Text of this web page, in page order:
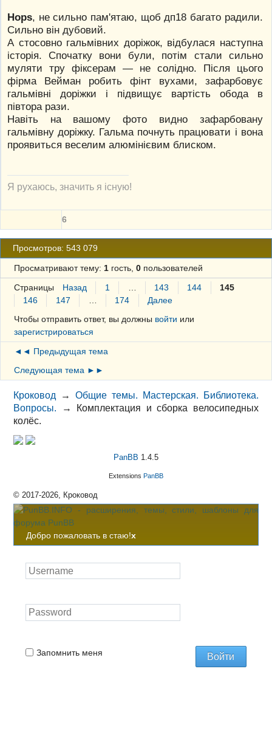
Hops, не сильно пам'ятаю, щоб дп18 багато радили.
Сильно він дубовий.
А стосовно гальмівних доріжок, відбулася наступна
історія. Спочатку вони були, потім стали сильно
муляти тру фіксерам — не солідно. Після цього
фірма Вейман робить фінт вухами, зафарбовує
гальмівні доріжки і підвищує вартість обода в
півтора рази.
Навіть на вашому фото видно зафарбовану
гальмівну доріжку. Гальма почнуть працювати і вона
проявиться веселим алюмінієвим блиском.
Я рухаюсь, значить я існую!
6
Просмотров: 543 079
Просматривают тему: 1гость, 0пользователей
Страницы Назад 1 143 144
145
146
147 174
Далее
Чтобы отправить ответ, вы должны войти или
зарегистрироваться
◄◄ Предыдущая тема
Следующая тема ►►
Кроковод →Общие темы. Мастерская. Библиотека.
Вопросы.
→
Комплектация и сборка велосипедных
колёс.
PanBB 1.4.5
Extensions PanBB
© 2017-2026, Кроковод
Добро пожаловать в стаю!x
Запомнить меня